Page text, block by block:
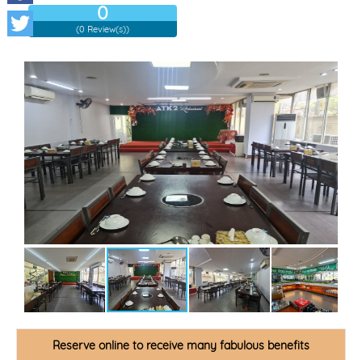
0
(0 Review(s))
Reserve online to receive many fabulous benefits
Facebook